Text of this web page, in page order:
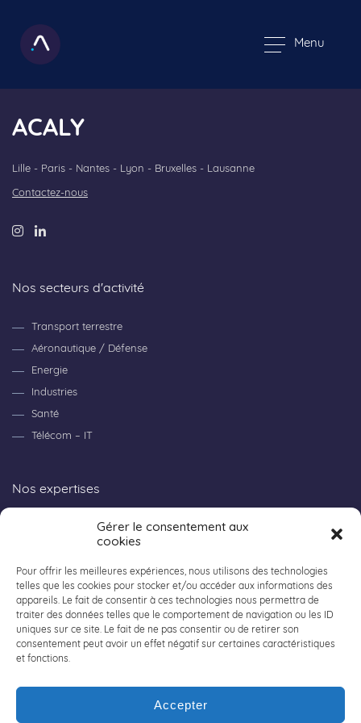
Gérer le consentement aux
cookies
Pour offrir les meilleures expériences, nous utilisons des technologies
telles que les cookies pour stocker et/ou accéder aux informations des
appareils. Le fait de consentir à ces technologies nous permettra de
traiter des données telles que le comportement de navigation ou les ID
uniques sur ce site. Le fait de ne pas consentir ou de retirer son
consentement peut avoir un effet négatif sur certaines caractéristiques
et fonctions.
Accepter
Menu
ACALY
Lille - Paris - Nantes - Lyon - Bruxelles - Lausanne
Contactez-nous
Nos secteurs d'activité
Transport terrestre
Aéronautique / Défense
Energie
Industries
Santé
Télécom – IT
Nos expertises
Workpackage
Tout sur Acaly
Nos offres d’emplois
Nos implantations